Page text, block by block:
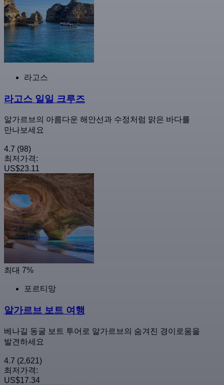
라고스
라고스 일일 크루즈
알가르브의 아름다운 해안선과 수정처럼 맑은 바다를
만나보세요
4.7 (98)
최저가격:
US$23.11
최대 7%
포르티망
알가르브 보트 여행
베나길 동굴 보트 투어로 알가르브의 숨겨진 경이로움을
발견하세요
4.7 (2,621)
최저가격:
US$17.34